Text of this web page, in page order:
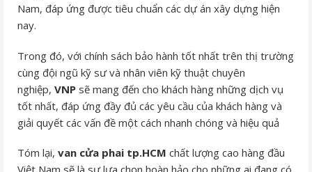
Nam, đáp ứng được tiêu chuẩn các dự án xây dựng hiện
nay.
Trong đó, với chính sách bảo hành tốt nhất trên thị trường
cùng đội ngũ kỹ sư và nhân viên kỹ thuật chuyên
nghiệp, VNP sẽ mang đến cho khách hàng những dịch vụ
tốt nhất, đáp ứng đầy đủ các yêu cầu của khách hàng và
giải quyết các vấn đề một cách nhanh chóng và hiệu quả
Tóm lại, van cửa phai tp.HCM chất lượng cao hàng đầu